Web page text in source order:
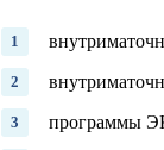
программы